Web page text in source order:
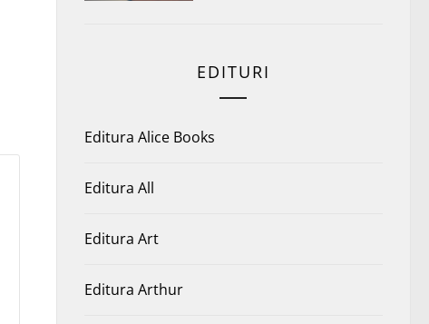
EDITURI
Editura Alice Books
Editura All
Editura Art
Editura Arthur